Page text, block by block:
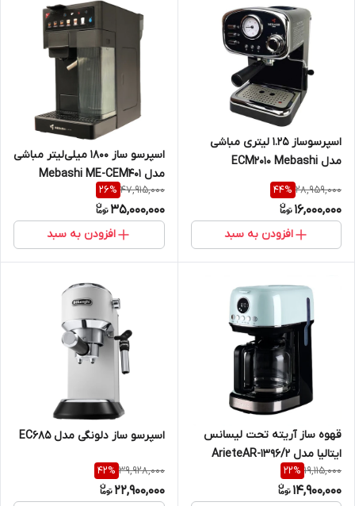
اسپرسوساز 1.25 لیتری مباشی
مدل ECM2010 Mebashi
28,959,000
44%
16,000,000
افزودن به سبد
اسپرسو ساز 1800 میلی‌لیتر مباشی
مدل Mebashi ME-CEM401
47,915,000
26%
35,000,000
افزودن به سبد
قهوه ساز آریته تحت لیسانس
ایتالیا مدل ArieteAR-1396/2
19,115,000
22%
14,900,000
اسپرسو ساز دلونگی مدل EC685
39,928,000
42%
22,900,000